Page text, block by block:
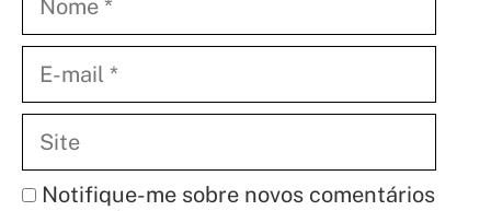
mail
Notifique-me sobre novos comentários